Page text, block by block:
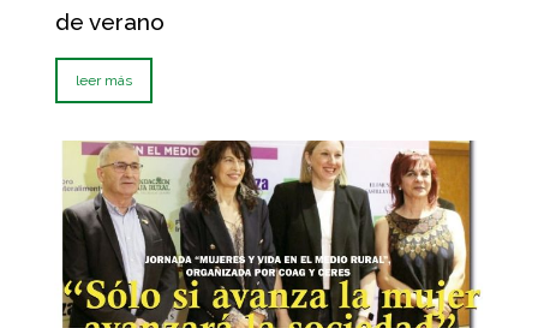
de verano
leer más